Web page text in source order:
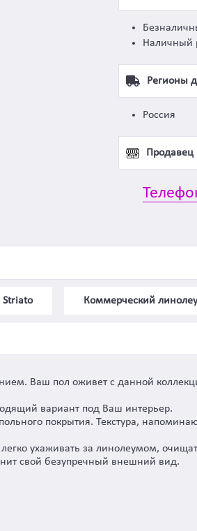
Наличный
Регионы
Россия
Продавец
Коммерческий
Ваш пол оживет с данной
вариант под Ваш интерьер.
покрытия. Текстура,
ухаживать за линолеумом,
свой безупречный внешний вид.